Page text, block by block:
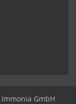
Immonia GmbH